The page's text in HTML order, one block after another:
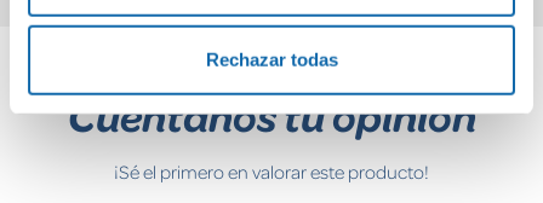
Rechazar todas
Cuéntanos tu opinión
¡Sé el primero en valorar este producto!